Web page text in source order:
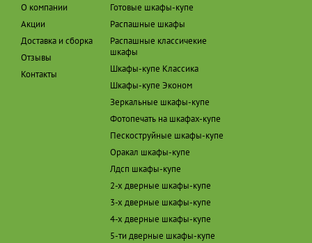
О компании
Акции
Доставка и сборка
Отзывы
Контакты
Готовые шкафы-купе
Распашные шкафы
Распашные классичекие
шкафы
Шкафы-купе Классика
Шкафы-купе Эконом
Зеркальные шкафы-купе
Фотопечать на шкафах-купе
Пескоструйные шкафы-купе
Оракал шкафы-купе
Лдсп шкафы-купе
2-х дверные шкафы-купе
3-х дверные шкафы-купе
4-х дверные шкафы-купе
5-ти дверные шкафы-купе